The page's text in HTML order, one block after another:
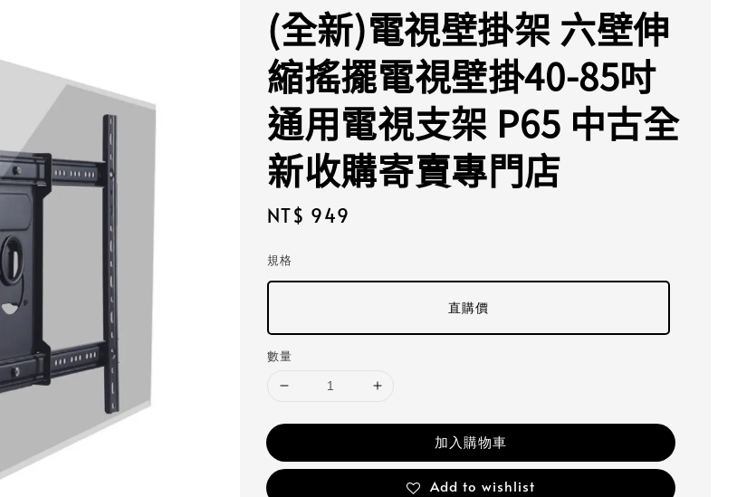
(全新)電視壁掛架 六壁伸
縮搖擺電視壁掛40-85吋
通用電視支架 P65 中古全
新收購寄賣專門店
Regular
NT$ 949
規格
直購價
數量
加入購物車
Add to wishlist